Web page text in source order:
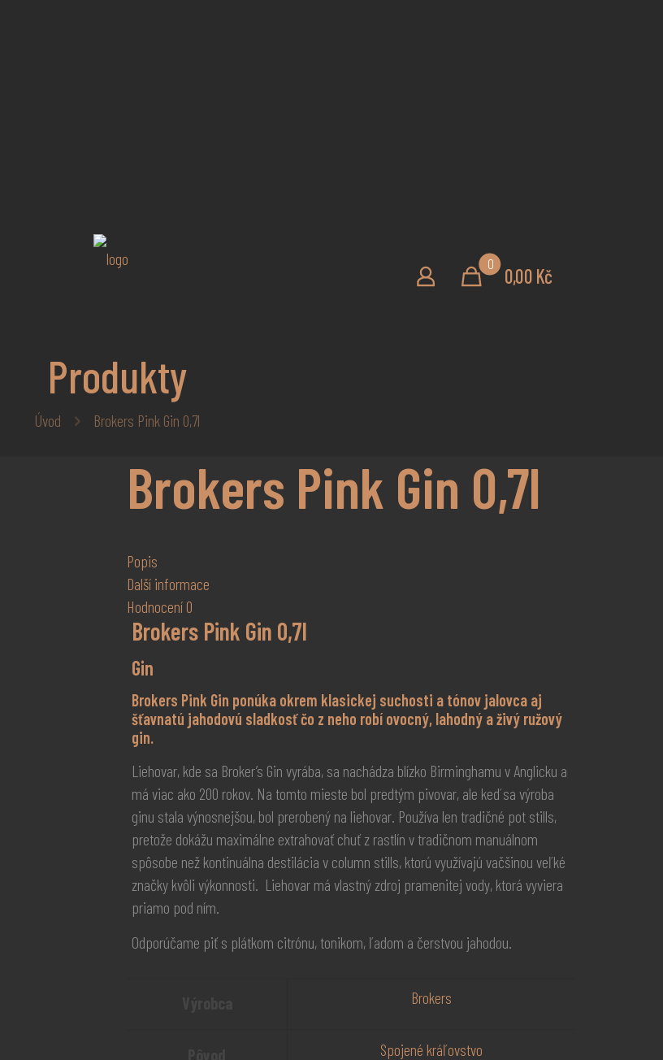
0
0,00 Kč
Produkty
Úvod Brokers Pink Gin 0,7l
Brokers Pink Gin 0,7l
Popis
Další informace
Hodnocení 0
Brokers Pink Gin 0,7l
Gin
Brokers Pink Gin ponúka okrem klasickej suchosti a tónov jalovca aj
šťavnatú jahodovú sladkosť čo z neho robí ovocný, lahodný a živý ružový
gin.
Liehovar, kde sa Broker’s Gin vyrába, sa nachádza blízko Birminghamu v Anglicku a
má viac ako 200 rokov. Na tomto mieste bol predtým pivovar, ale keď sa výroba
ginu stala výnosnejšou, bol prerobený na liehovar. Používa len tradičné pot stills,
pretože dokážu maximálne extrahovať chuť z rastlín v tradičnom manuálnom
spôsobe než kontinuálna destilácia v column stills, ktorú využívajú vačšinou veľké
značky kvôli výkonnosti. Liehovar má vlastný zdroj pramenitej vody, ktorá vyviera
priamo pod ním.
Odporúčame piť s plátkom citrónu, tonikom, ľadom a čerstvou jahodou.
Brokers
Spojené kráľovstvo